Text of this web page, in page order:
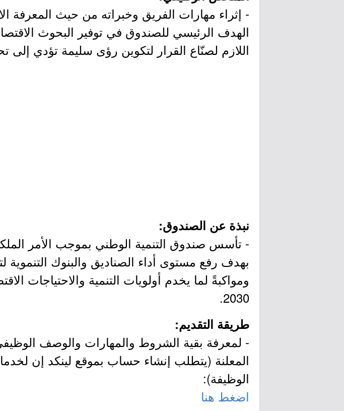
- إثراء مهارات الفريق وخبراته من حيث المعرفة
الهدف الرئيسي للصندوق في توفير البحوث
اللازم لصنّاع القرار لتكوين رؤى سليمة تؤدي إلى
نبذة عن الصندوق:
بهدف رفع مستوى أداء الصناديق والبنوك
ومواكبةً لما يخدم أولويات التنمية والاحتياجات
2030.
طريقة التقديم:
- لمعرفة بقية الشروط والمهارات والوصف
المعلنة (يتطلب إنشاء حساب بموقع لينكد إن
الوظيفة):
اضغط هنا